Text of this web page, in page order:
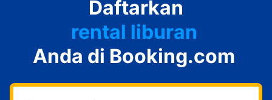
Daftarkan
hotel
rental liburan
guest house
bed & breakfast
Anda di Booking.com